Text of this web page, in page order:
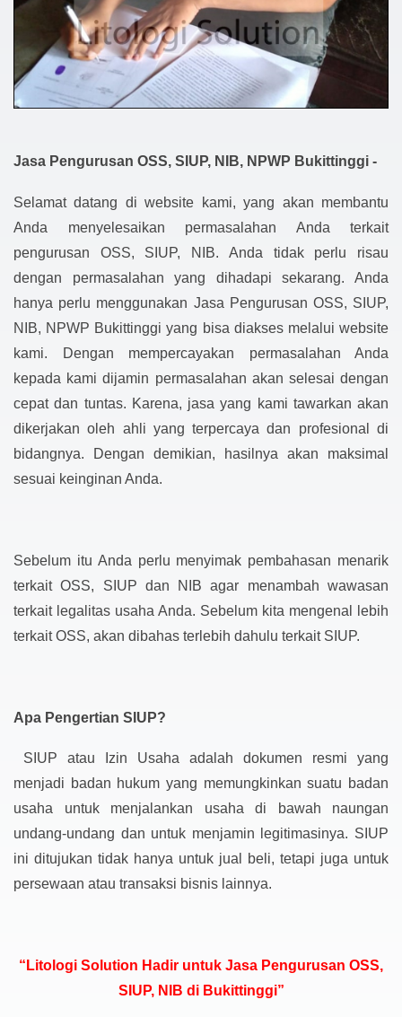
Jasa Pengurusan OSS, SIUP, NIB, NPWP Bukittinggi -
Selamat datang di website kami, yang akan membantu
Anda menyelesaikan permasalahan Anda terkait
pengurusan OSS, SIUP, NIB. Anda tidak perlu risau
dengan permasalahan yang dihadapi sekarang. Anda
hanya perlu menggunakan Jasa Pengurusan OSS, SIUP,
NIB, NPWP Bukittinggi yang bisa diakses melalui website
kami. Dengan mempercayakan permasalahan Anda
kepada kami dijamin permasalahan akan selesai dengan
cepat dan tuntas. Karena, jasa yang kami tawarkan akan
dikerjakan oleh ahli yang terpercaya dan profesional di
bidangnya. Dengan demikian, hasilnya akan maksimal
sesuai keinginan Anda.
Sebelum itu Anda perlu menyimak pembahasan menarik
terkait OSS, SIUP dan NIB agar menambah wawasan
terkait legalitas usaha Anda. Sebelum kita mengenal lebih
terkait OSS, akan dibahas terlebih dahulu terkait SIUP.
Apa Pengertian SIUP?
SIUP atau Izin Usaha adalah dokumen resmi yang
menjadi badan hukum yang memungkinkan suatu badan
usaha untuk menjalankan usaha di bawah naungan
undang-undang dan untuk menjamin legitimasinya. SIUP
ini ditujukan tidak hanya untuk jual beli, tetapi juga untuk
persewaan atau transaksi bisnis lainnya.
“Litologi Solution Hadir untuk Jasa Pengurusan OSS,
SIUP, NIB di Bukittinggi”